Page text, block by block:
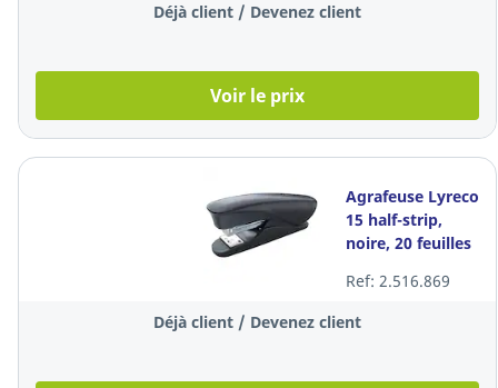
Déjà client / Devenez client
Voir le prix
Agrafeuse Lyreco
15 half-strip,
noire, 20 feuilles
Ref: 2.516.869
Déjà client / Devenez client